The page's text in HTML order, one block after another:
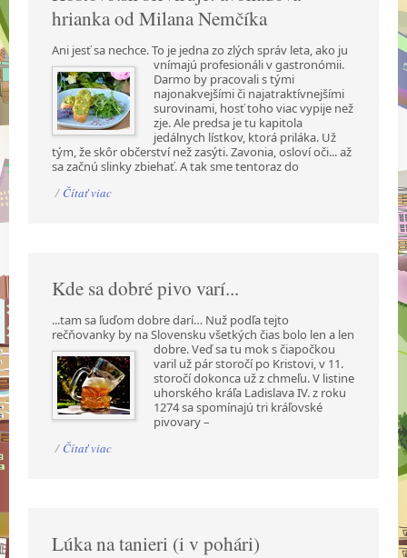
hrianka od Milana Nemčíka
Ani jesť sa nechce. To je jedna zo zlých správ leta, ako ju
vnímajú profesionáli v gastronómii.
Darmo by pracovali s tými
najonakvejšími či najatraktívnejšími
surovinami, hosť toho viac vypije než
zje. Ale predsa je tu kapitola
jedálnych lístkov, ktorá priláka. Už
tým, že skôr občerství než zasýti. Zavonia, osloví oči... až
sa začnú slinky zbiehať. A tak sme tentoraz do
/ Čítať viac
Kde sa dobré pivo varí...
...tam sa ľuďom dobre darí… Nuž podľa tejto
rečňovanky by na Slovensku všetkých čias bolo len a len
dobre. Veď sa tu mok s čiapočkou
varil už pár storočí po Kristovi, v 11.
storočí dokonca už z chmeľu. V listine
uhorského kráľa Ladislava IV. z roku
1274 sa spomínajú tri kráľovské
pivovary –
/ Čítať viac
Lúka na tanieri (i v pohári)